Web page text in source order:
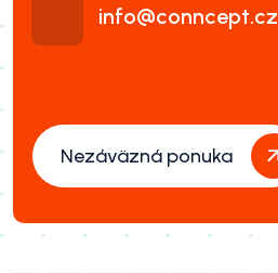
info@conncept.cz
Nezáväzná ponuka